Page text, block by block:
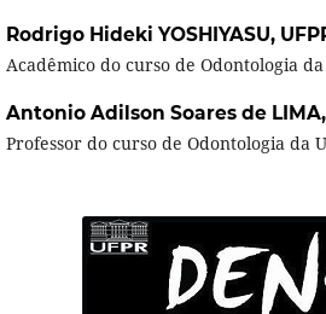
Rodrigo Hideki YOSHIYASU,
Acadêmico do curso de Odontologia da
Antonio Adilson Soares de LIMA,
Professor do curso de Odontologia da